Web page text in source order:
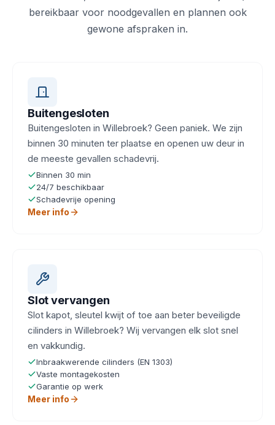
bereikbaar voor noodgevallen en plannen ook
gewone afspraken in.
Buitengesloten
Buitengesloten in Willebroek? Geen paniek. We zijn
binnen 30 minuten ter plaatse en openen uw deur in
de meeste gevallen schadevrij.
Binnen 30 min
24/7 beschikbaar
Schadevrije opening
Meer info
Slot vervangen
Slot kapot, sleutel kwijt of toe aan beter beveiligde
cilinders in Willebroek? Wij vervangen elk slot snel
en vakkundig.
Inbraakwerende cilinders (EN 1303)
Vaste montagekosten
Garantie op werk
Meer info